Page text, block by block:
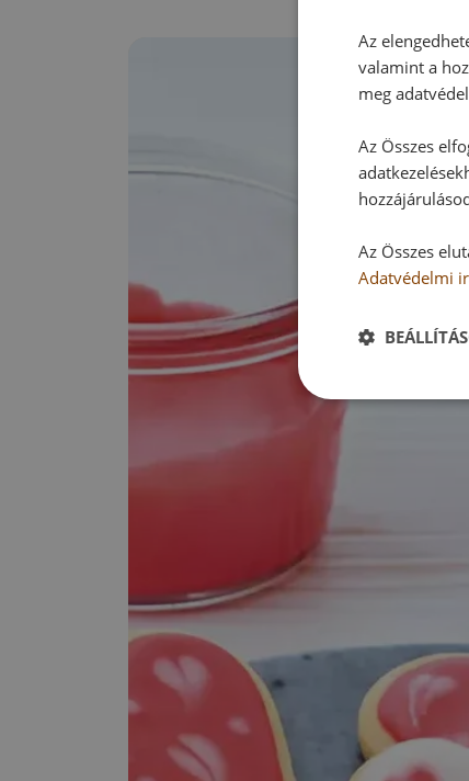
Az
valamint a
meg
Az Összes
Az Összes
Adatvédelmi